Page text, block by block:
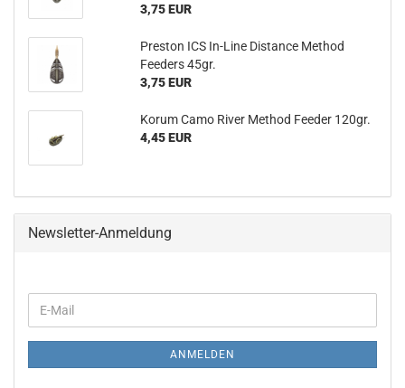
3,75 EUR
Preston ICS In-Line Distance Method
Feeders 45gr.
3,75 EUR
Korum Camo River Method Feeder 120gr.
4,45 EUR
Newsletter-Anmeldung
ZUR
E-
Mail
ANMELDEN